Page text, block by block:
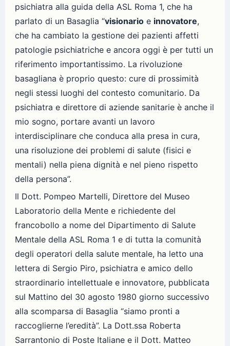
psichiatra alla guida della ASL Roma 1, che ha
parlato di un Basaglia “visionario e innovatore,
che ha cambiato la gestione dei pazienti affetti
patologie psichiatriche e ancora oggi è per tutti un
riferimento importantissimo. La rivoluzione
basagliana è proprio questo: cure di prossimità
negli stessi luoghi del contesto comunitario. Da
psichiatra e direttore di aziende sanitarie è anche il
mio sogno, portare avanti un lavoro
interdisciplinare che conduca alla presa in cura,
una risoluzione dei problemi di salute (fisici e
mentali) nella piena dignità e nel pieno rispetto
della persona”.
Il Dott. Pompeo Martelli, Direttore del Museo
Laboratorio della Mente e richiedente del
francobollo a nome del Dipartimento di Salute
Mentale della ASL Roma 1 e di tutta la comunità
degli operatori della salute mentale, ha letto una
lettera di Sergio Piro, psichiatra e amico dello
straordinario intellettuale e innovatore, pubblicata
sul Mattino del 30 agosto 1980 giorno successivo
alla scomparsa di Basaglia “siamo pronti a
raccoglierne l’eredità”. La Dott.ssa Roberta
Sarrantonio di Poste Italiane e il Dott. Matteo